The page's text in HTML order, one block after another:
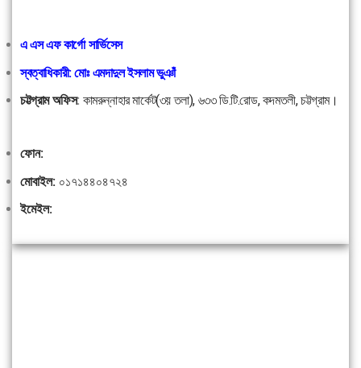
এ এস এফ কার্গো সার্ভিসেস
স্বত্বাধিকারী: মোঃ এমদাদুল ইসলাম ভুঞাঁ
চট্টগ্রাম অফিস: কামরুন্নাহার মার্কেট(৩য় তলা), ৬৩৩ ডি.টি.রোড, কদমতলী, চট্টগ্রাম।
ফোন:
মোবাইল: ০১৭১৪৪০৪৭২৪
ইমেইল: